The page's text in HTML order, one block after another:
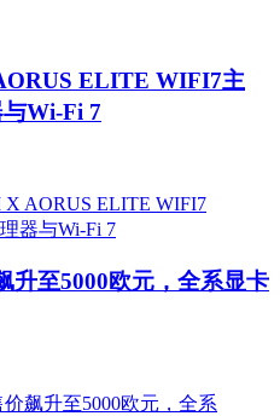
ELITE WIFI7主
Wi-Fi 7
升至5000欧元，全系显卡